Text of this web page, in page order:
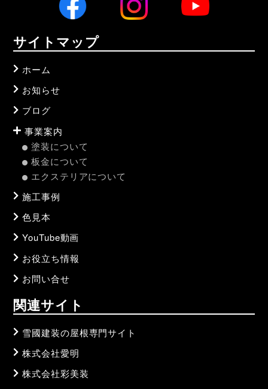
サイトマップ
ホーム
お知らせ
ブログ
事業案内
塗装について
板金について
エクステリアについて
施工事例
色見本
YouTube動画
お役立ち情報
お問い合せ
関連サイト
雪國建装の屋根専門サイト
株式会社愛明
株式会社彩美装